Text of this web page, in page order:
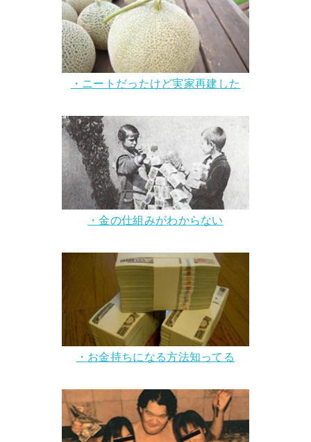
・ニートだったけど実家再建した
・金の仕組みがわからない
・お金持ちになる方法知ってる